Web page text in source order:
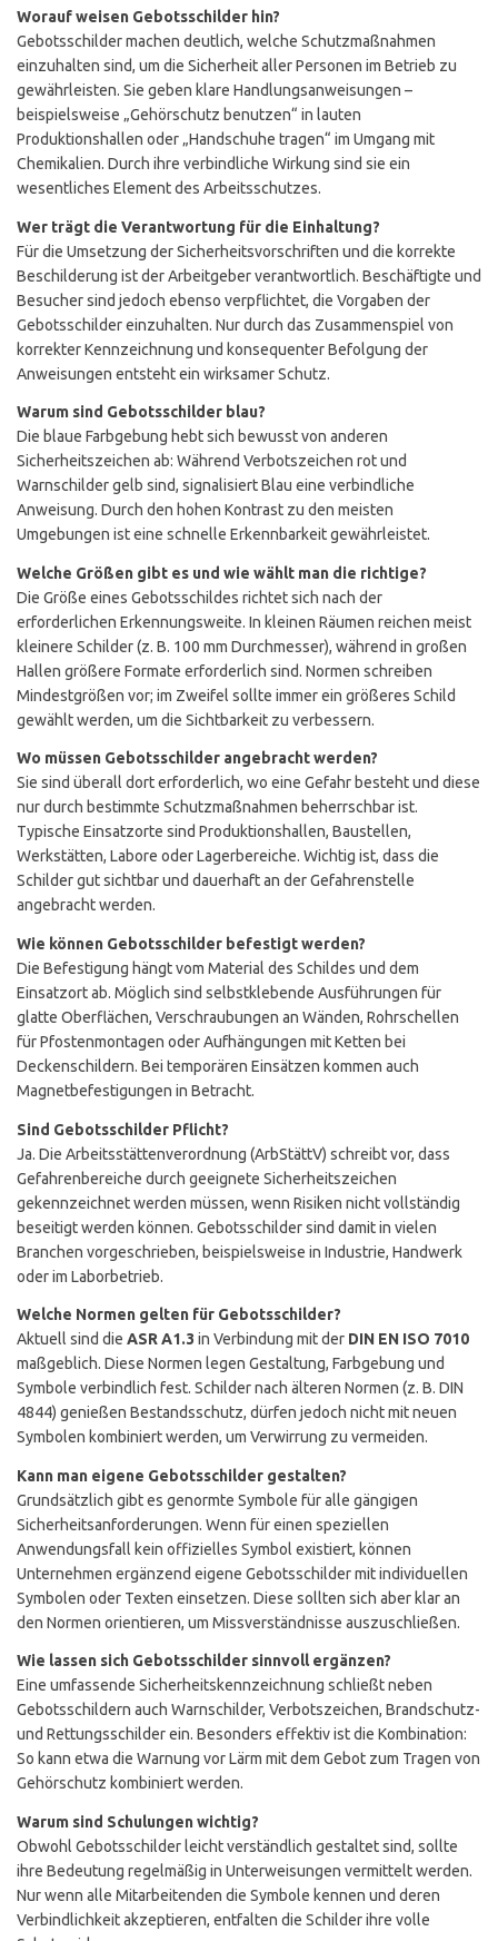
Worauf weisen Gebotsschilder hin?
Gebotsschilder machen deutlich, welche Schutzmaßnahmen
einzuhalten sind, um die Sicherheit aller Personen im Betrieb zu
gewährleisten. Sie geben klare Handlungsanweisungen –
beispielsweise „Gehörschutz benutzen“ in lauten
Produktionshallen oder „Handschuhe tragen“ im Umgang mit
Chemikalien. Durch ihre verbindliche Wirkung sind sie ein
wesentliches Element des Arbeitsschutzes.
Wer trägt die Verantwortung für die Einhaltung?
Für die Umsetzung der Sicherheitsvorschriften und die korrekte
Beschilderung ist der Arbeitgeber verantwortlich. Beschäftigte und
Besucher sind jedoch ebenso verpflichtet, die Vorgaben der
Gebotsschilder einzuhalten. Nur durch das Zusammenspiel von
korrekter Kennzeichnung und konsequenter Befolgung der
Anweisungen entsteht ein wirksamer Schutz.
Warum sind Gebotsschilder blau?
Die blaue Farbgebung hebt sich bewusst von anderen
Sicherheitszeichen ab: Während Verbotszeichen rot und
Warnschilder gelb sind, signalisiert Blau eine verbindliche
Anweisung. Durch den hohen Kontrast zu den meisten
Umgebungen ist eine schnelle Erkennbarkeit gewährleistet.
Welche Größen gibt es und wie wählt man die richtige?
Die Größe eines Gebotsschildes richtet sich nach der
erforderlichen Erkennungsweite. In kleinen Räumen reichen meist
kleinere Schilder (z. B. 100 mm Durchmesser), während in großen
Hallen größere Formate erforderlich sind. Normen schreiben
Mindestgrößen vor; im Zweifel sollte immer ein größeres Schild
gewählt werden, um die Sichtbarkeit zu verbessern.
Wo müssen Gebotsschilder angebracht werden?
Sie sind überall dort erforderlich, wo eine Gefahr besteht und diese
nur durch bestimmte Schutzmaßnahmen beherrschbar ist.
Typische Einsatzorte sind Produktionshallen, Baustellen,
Werkstätten, Labore oder Lagerbereiche. Wichtig ist, dass die
Schilder gut sichtbar und dauerhaft an der Gefahrenstelle
angebracht werden.
Wie können Gebotsschilder befestigt werden?
Die Befestigung hängt vom Material des Schildes und dem
Einsatzort ab. Möglich sind selbstklebende Ausführungen für
glatte Oberflächen, Verschraubungen an Wänden, Rohrschellen
für Pfostenmontagen oder Aufhängungen mit Ketten bei
Deckenschildern. Bei temporären Einsätzen kommen auch
Magnetbefestigungen in Betracht.
Sind Gebotsschilder Pflicht?
Ja. Die Arbeitsstättenverordnung (ArbStättV) schreibt vor, dass
Gefahrenbereiche durch geeignete Sicherheitszeichen
gekennzeichnet werden müssen, wenn Risiken nicht vollständig
beseitigt werden können. Gebotsschilder sind damit in vielen
Branchen vorgeschrieben, beispielsweise in Industrie, Handwerk
oder im Laborbetrieb.
Welche Normen gelten für Gebotsschilder?
Aktuell sind die ASR A1.3 in Verbindung mit der DIN EN ISO 7010
maßgeblich. Diese Normen legen Gestaltung, Farbgebung und
Symbole verbindlich fest. Schilder nach älteren Normen (z. B. DIN
4844) genießen Bestandsschutz, dürfen jedoch nicht mit neuen
Symbolen kombiniert werden, um Verwirrung zu vermeiden.
Kann man eigene Gebotsschilder gestalten?
Grundsätzlich gibt es genormte Symbole für alle gängigen
Sicherheitsanforderungen. Wenn für einen speziellen
Anwendungsfall kein offizielles Symbol existiert, können
Unternehmen ergänzend eigene Gebotsschilder mit individuellen
Symbolen oder Texten einsetzen. Diese sollten sich aber klar an
den Normen orientieren, um Missverständnisse auszuschließen.
Wie lassen sich Gebotsschilder sinnvoll ergänzen?
Eine umfassende Sicherheitskennzeichnung schließt neben
Gebotsschildern auch Warnschilder, Verbotszeichen, Brandschutz-
und Rettungsschilder ein. Besonders effektiv ist die Kombination:
So kann etwa die Warnung vor Lärm mit dem Gebot zum Tragen von
Gehörschutz kombiniert werden.
Warum sind Schulungen wichtig?
Obwohl Gebotsschilder leicht verständlich gestaltet sind, sollte
ihre Bedeutung regelmäßig in Unterweisungen vermittelt werden.
Nur wenn alle Mitarbeitenden die Symbole kennen und deren
Verbindlichkeit akzeptieren, entfalten die Schilder ihre volle